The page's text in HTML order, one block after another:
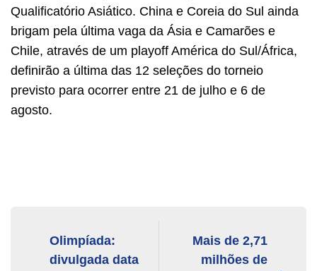
Qualificatório Asiático. China e Coreia do Sul ainda
brigam pela última vaga da Ásia e Camarões e
Chile, através de um playoff América do Sul/África,
definirão a última das 12 seleções do torneio
previsto para ocorrer entre 21 de julho e 6 de
agosto.
Olimpíada:
divulgada data
Mais de 2,71
milhões de